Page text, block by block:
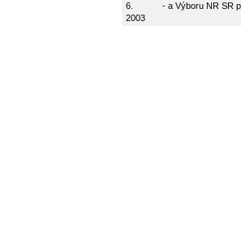
6.
2003
- a Výboru NR SR